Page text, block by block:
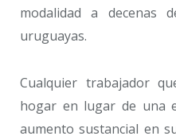
modalidad a decenas
uruguayas.
Cualquier trabajador
hogar en lugar de una
aumento sustancial en